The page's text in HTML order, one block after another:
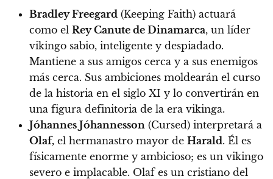
Bradley Freegard (Keeping Faith) actuará
como el Rey Canute de Dinamarca, un líder
vikingo sabio, inteligente y despiadado.
Mantiene a sus amigos cerca y a sus enemigos
más cerca. Sus ambiciones moldearán el curso
de la historia en el siglo XI y lo convertirán en
una figura definitoria de la era vikinga.
Jóhannes Jóhannesson (Cursed) interpretará a
Olaf, el hermanastro mayor de Harald. Él es
físicamente enorme y ambicioso; es un vikingo
severo e implacable. Olaf es un cristiano del